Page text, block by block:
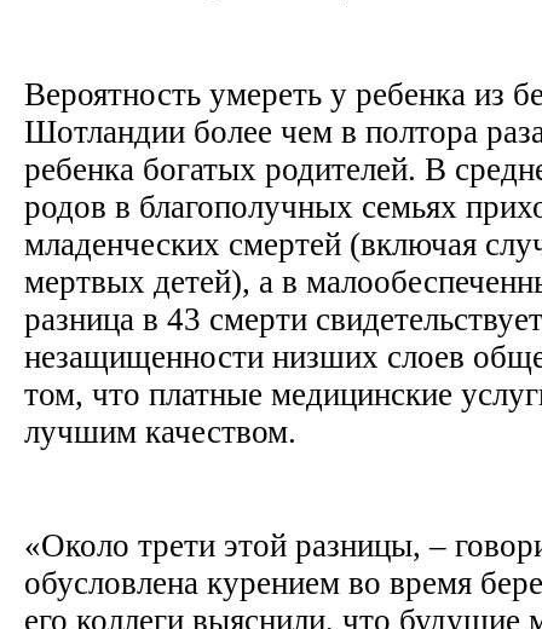
Вероятность умереть у ребенка из
Шотландии более чем в полтора
ребенка богатых родителей. В
родов в благополучных семьях
младенческих смертей (включая
мертвых детей), а в
разница в 43 смерти
незащищенности низших слоев
том, что платные медицинские
лучшим качеством.
«Около трети этой разницы, –
обусловлена курением во время
его коллеги выяснили, что